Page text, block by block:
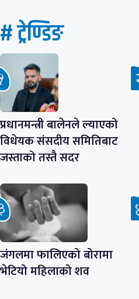
# ट्रेण्डिङ
प्रधानमन्त्री बालेनले ल्याएको
विधेयक संसदीय समितिबाट
जस्ताको तस्तै सदर
जंगलमा फालिएको बोरामा
भेटियो महिलाको शव